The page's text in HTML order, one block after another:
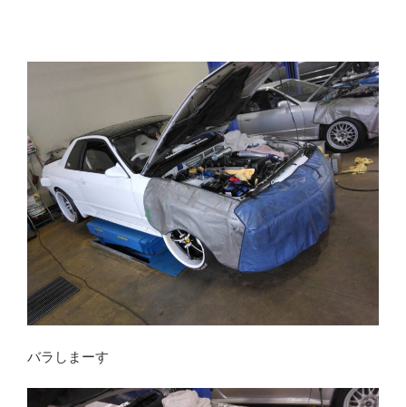
バラしまーす